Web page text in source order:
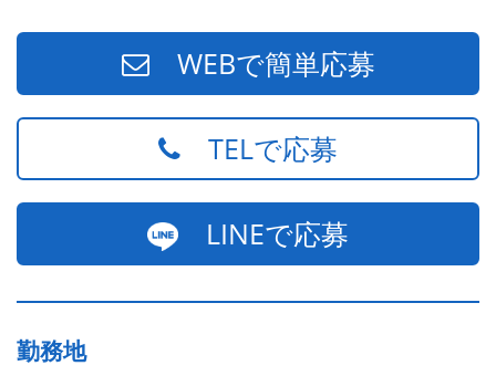
WEBで簡単応募
TELで応募
LINEで応募
勤務地